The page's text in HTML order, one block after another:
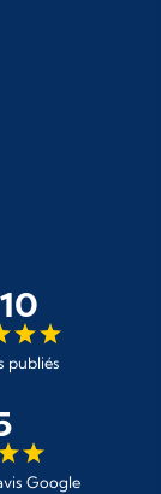
publiés
Google